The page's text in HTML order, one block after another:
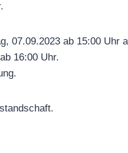
07.09.2023 ab 15:00 Uhr
16:00 Uhr.